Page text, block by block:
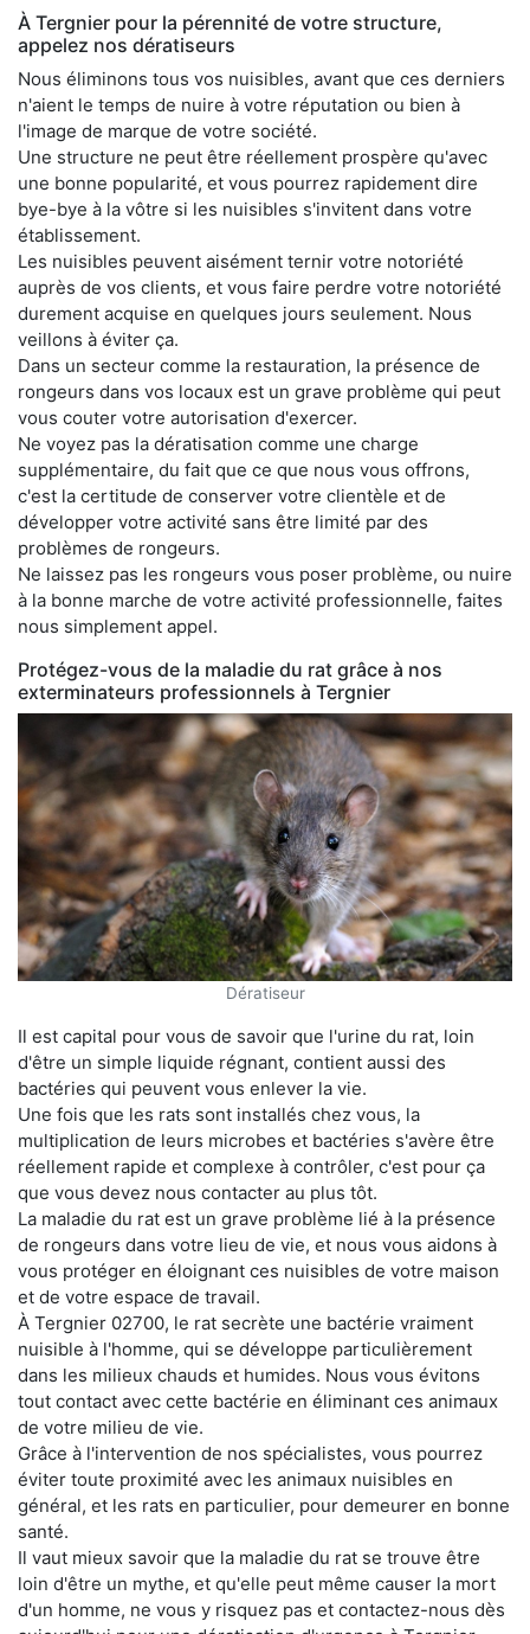
À Tergnier pour la pérennité de votre structure,
appelez nos dératiseurs
Nous éliminons tous vos nuisibles, avant que ces derniers
n'aient le temps de nuire à votre réputation ou bien à
l'image de marque de votre société.
Une structure ne peut être réellement prospère qu'avec
une bonne popularité, et vous pourrez rapidement dire
bye-bye à la vôtre si les nuisibles s'invitent dans votre
établissement.
Les nuisibles peuvent aisément ternir votre notoriété
auprès de vos clients, et vous faire perdre votre notoriété
durement acquise en quelques jours seulement. Nous
veillons à éviter ça.
Dans un secteur comme la restauration, la présence de
rongeurs dans vos locaux est un grave problème qui peut
vous couter votre autorisation d'exercer.
Ne voyez pas la dératisation comme une charge
supplémentaire, du fait que ce que nous vous offrons,
c'est la certitude de conserver votre clientèle et de
développer votre activité sans être limité par des
problèmes de rongeurs.
Ne laissez pas les rongeurs vous poser problème, ou nuire
à la bonne marche de votre activité professionnelle, faites
nous simplement appel.
Protégez-vous de la maladie du rat grâce à nos
exterminateurs professionnels à Tergnier
Dératiseur
Il est capital pour vous de savoir que l'urine du rat, loin
d'être un simple liquide régnant, contient aussi des
bactéries qui peuvent vous enlever la vie.
Une fois que les rats sont installés chez vous, la
multiplication de leurs microbes et bactéries s'avère être
réellement rapide et complexe à contrôler, c'est pour ça
que vous devez nous contacter au plus tôt.
La maladie du rat est un grave problème lié à la présence
de rongeurs dans votre lieu de vie, et nous vous aidons à
vous protéger en éloignant ces nuisibles de votre maison
et de votre espace de travail.
À Tergnier 02700, le rat secrète une bactérie vraiment
nuisible à l'homme, qui se développe particulièrement
dans les milieux chauds et humides. Nous vous évitons
tout contact avec cette bactérie en éliminant ces animaux
de votre milieu de vie.
Grâce à l'intervention de nos spécialistes, vous pourrez
éviter toute proximité avec les animaux nuisibles en
général, et les rats en particulier, pour demeurer en bonne
santé.
Il vaut mieux savoir que la maladie du rat se trouve être
loin d'être un mythe, et qu'elle peut même causer la mort
d'un homme, ne vous y risquez pas et contactez-nous dès